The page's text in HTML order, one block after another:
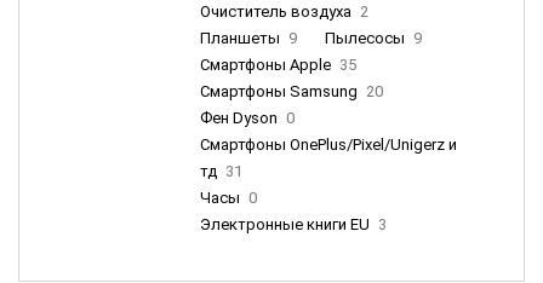
Очиститель воздуха 2
Планшеты 9 Пылесосы 9
Смартфоны Apple 35
Смартфоны Samsung 20
Фен Dyson 0
Смартфоны OnePlus/Pixel/Unigerz и
тд 31
Часы 0
Электронные книги EU 3